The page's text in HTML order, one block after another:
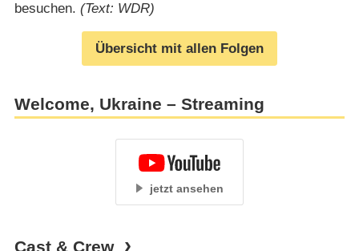
besuchen. (Text: WDR)
Übersicht mit allen Folgen
Welcome, Ukraine – Streaming
jetzt ansehen